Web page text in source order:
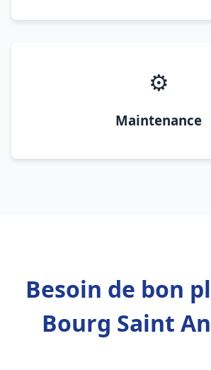
⚙️
Maintenance
Besoin de bon
Bourg Saint